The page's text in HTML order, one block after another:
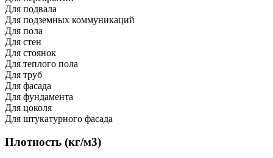
Для подвала
Для подземных коммуникаций
Для пола
Для стен
Для стоянок
Для теплого пола
Для труб
Для фасада
Для фундамента
Для цоколя
Для штукатурного фасада
Плотность (кг/м3)